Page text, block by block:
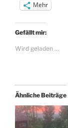
Mehr
Gefällt mir:
Wird geladen …
Ähnliche Beiträge